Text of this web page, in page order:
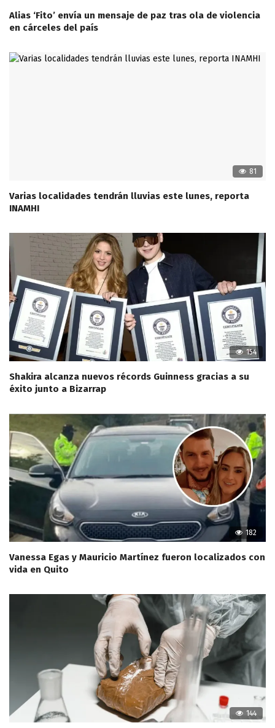
Alias ‘Fito’ envía un mensaje de paz tras ola de violencia
en cárceles del país
81
Varias localidades tendrán lluvias este lunes, reporta
INAMHI
154
Shakira alcanza nuevos récords Guinness gracias a su
éxito junto a Bizarrap
182
Vanessa Egas y Mauricio Martínez fueron localizados con
vida en Quito
144